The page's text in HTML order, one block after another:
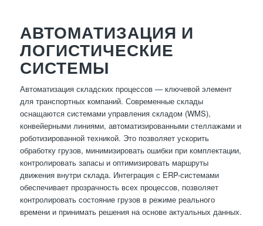
АВТОМАТИЗАЦИЯ И
ЛОГИСТИЧЕСКИЕ
СИСТЕМЫ
Автоматизация складских процессов — ключевой элемент
для транспортных компаний. Современные склады
оснащаются системами управления складом (WMS),
конвейерными линиями, автоматизированными стеллажами и
роботизированной техникой. Это позволяет ускорить
обработку грузов, минимизировать ошибки при комплектации,
контролировать запасы и оптимизировать маршруты
движения внутри склада. Интеграция с ERP-системами
обеспечивает прозрачность всех процессов, позволяет
контролировать состояние грузов в режиме реального
времени и принимать решения на основе актуальных данных.